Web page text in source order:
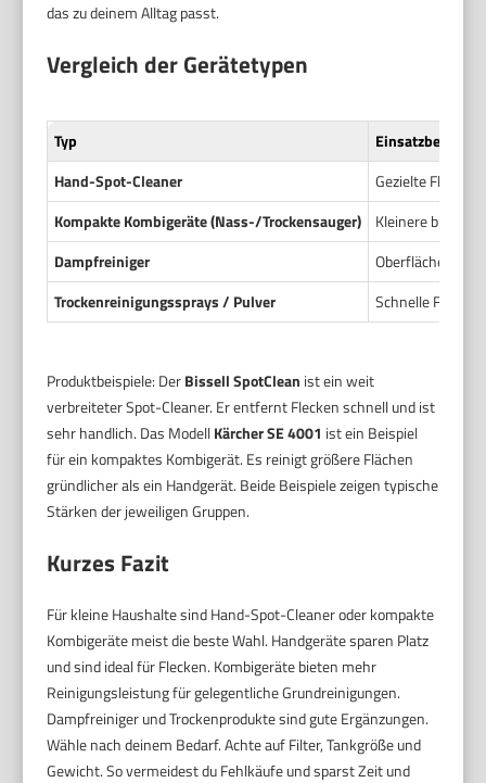
das zu deinem Alltag passt.
Vergleich der Gerätetypen
Typ
Einsatzbereiche
Hand-Spot-Cleaner
Gezielte
Kompakte Kombigeräte (Nass-/Trockensauger)
Kleinere bis
Dampfreiniger
Trockenreinigungssprays / Pulver
Schnelle
Produktbeispiele: DerBissell SpotClean ist ein weit
verbreiteter Spot-Cleaner. Er entfernt Flecken schnell und ist
sehr handlich. Das ModellKärcher SE 4001 ist ein Beispiel
für ein kompaktes Kombigerät. Es reinigt größere Flächen
gründlicher als ein Handgerät. Beide Beispiele zeigen typische
Stärken der jeweiligen Gruppen.
Kurzes Fazit
Für kleine Haushalte sind Hand-Spot-Cleaner oder kompakte
Kombigeräte meist die beste Wahl. Handgeräte sparen Platz
und sind ideal für Flecken. Kombigeräte bieten mehr
Reinigungsleistung für gelegentliche Grundreinigungen.
Dampfreiniger und Trockenprodukte sind gute Ergänzungen.
Wähle nach deinem Bedarf. Achte auf Filter, Tankgröße und
Gewicht. So vermeidest du Fehlkäufe und sparst Zeit und